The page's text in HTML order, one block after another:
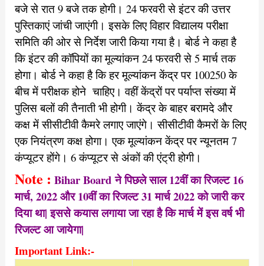
बजे से रात 9 बजे तक होगी। 24 फरवरी से इंटर की उत्तर
पुस्तिकाएं जांची जाएंगी। इसके लिए विहार विद्यालय परीक्षा
समिति की ओर से निर्देश जारी किया गया है। बोर्ड ने कहा है
कि इंटर की कॉपियों का मूल्यांकन 24 फरवरी से 5 मार्च तक
होगा। बोर्ड ने कहा है कि हर मूल्यांकन केंद्र पर 100250 के
बीच में परीक्षक होने चाहिए। वहीं केंद्रों पर पर्याप्त संख्या में
पुलिस बलों की तैनाती भी होगी। केंद्र के बाहर बरामदे और
कक्ष में सीसीटीवी कैमरे लगाए जाएंगे। सीसीटीवी कैमरों के लिए
एक नियंत्रण कक्ष होगा। एक मूल्यांकन केंद्र पर न्यूनतम 7
कंप्यूटर होंगे। 6 कंप्यूटर से अंकों की एंट्री होगी।
Note : Bihar Boardने पिछले साल 12वीं का रिजल्ट 16
मार्च, 2022 और 10वीं का रिजल्ट 31 मार्च 2022 को जारी कर
दिया था| इससे कयास लगाया जा रहा है कि मार्च में इस वर्ष भी
रिजल्ट आ जायेगा|
Important Link:-